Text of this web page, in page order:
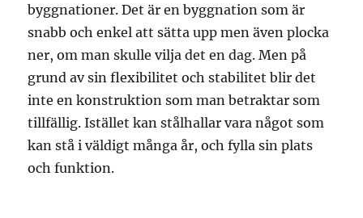
byggnationer. Det är en byggnation som är
snabb och enkel att sätta upp men även plocka
ner, om man skulle vilja det en dag. Men på
grund av sin flexibilitet och stabilitet blir det
inte en konstruktion som man betraktar som
tillfällig. Istället kan stålhallar vara något som
kan stå i väldigt många år, och fylla sin plats
och funktion.